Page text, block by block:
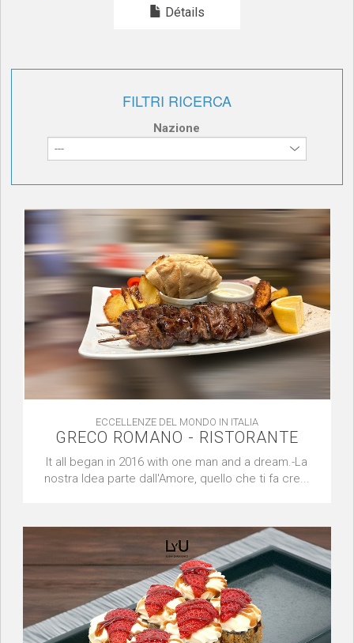
Détails
FILTRI RICERCA
Nazione
ECCELLENZE DEL MONDO IN ITALIA
GRECO ROMANO - RISTORANTE
It all began in 2016 with one man and a dream.-La
nostra Idea parte dall'Amore, quello che ti fa cre...